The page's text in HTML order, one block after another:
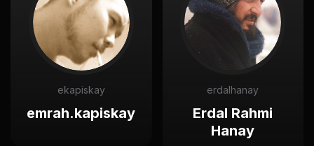
ekapiskay
emrah.kapiskay
erdalhanay
Erdal Rahmi
Hanay